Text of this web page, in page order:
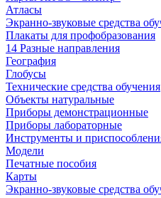
Атласы
Экранно-звуковые средства
Плакаты для профобразования
14 Разные направления
География
Глобусы
Технические средства обучения
Объекты натуральные
Приборы демонстрационные
Приборы лабораторные
Инструменты и
Модели
Печатные пособия
Карты
Экранно-звуковые средства